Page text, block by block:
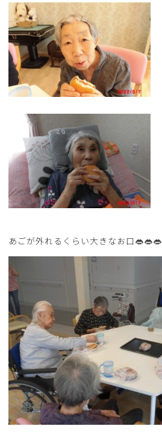
あごが外れるくらい大きなお口👄👄👄